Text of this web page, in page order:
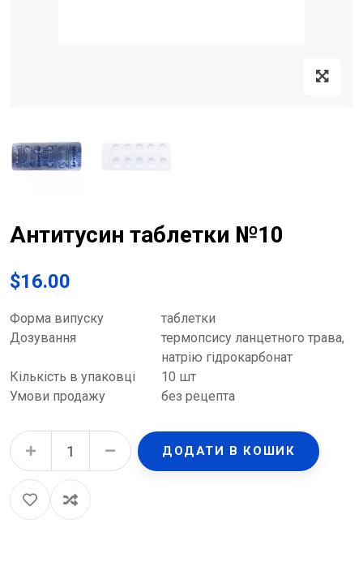
Антитусин таблетки №10
$16.00
Форма випуску
таблетки
Дозування
термопсису ланцетного трава,
натрію гідрокарбонат
Кількість в упаковці
10 шт
Умови продажу
без рецепта
Антитусин таблетки №10 quantity
ДОДАТИ В КОШИК